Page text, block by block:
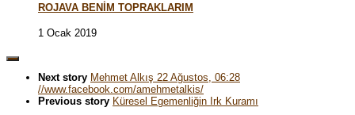
ROJAVA BENİM TOPRAKLARIM
1 Ocak 2019
Next story Mehmet Alkış 22 Ağustos, 06:28
//www.facebook.com/amehmetalkis/
Previous story Küresel Egemenliğin Irk Kuramı